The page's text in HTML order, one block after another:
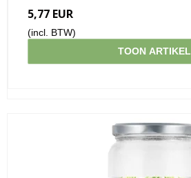
5,77 EUR
(incl. BTW)
TOON ARTIKEL